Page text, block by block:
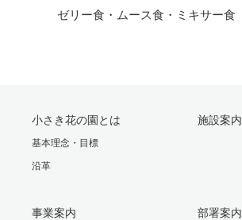
ゼリー食・ムース食・ミキサー食
小さき花の園とは
基本理念・目標
沿革
施設案内
事業案内 部署案内